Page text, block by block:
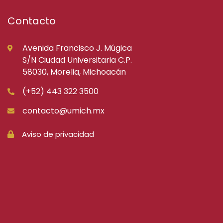
Contacto
Avenida Francisco J. Múgica
S/N Ciudad Universitaria C.P.
58030, Morelia, Michoacán
(+52) 443 322 3500
contacto@umich.mx
Aviso de privacidad